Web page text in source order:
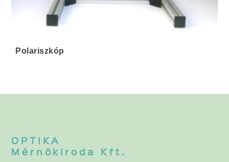
Polariszkóp
OPTIKA
Mérnökiroda Kft.